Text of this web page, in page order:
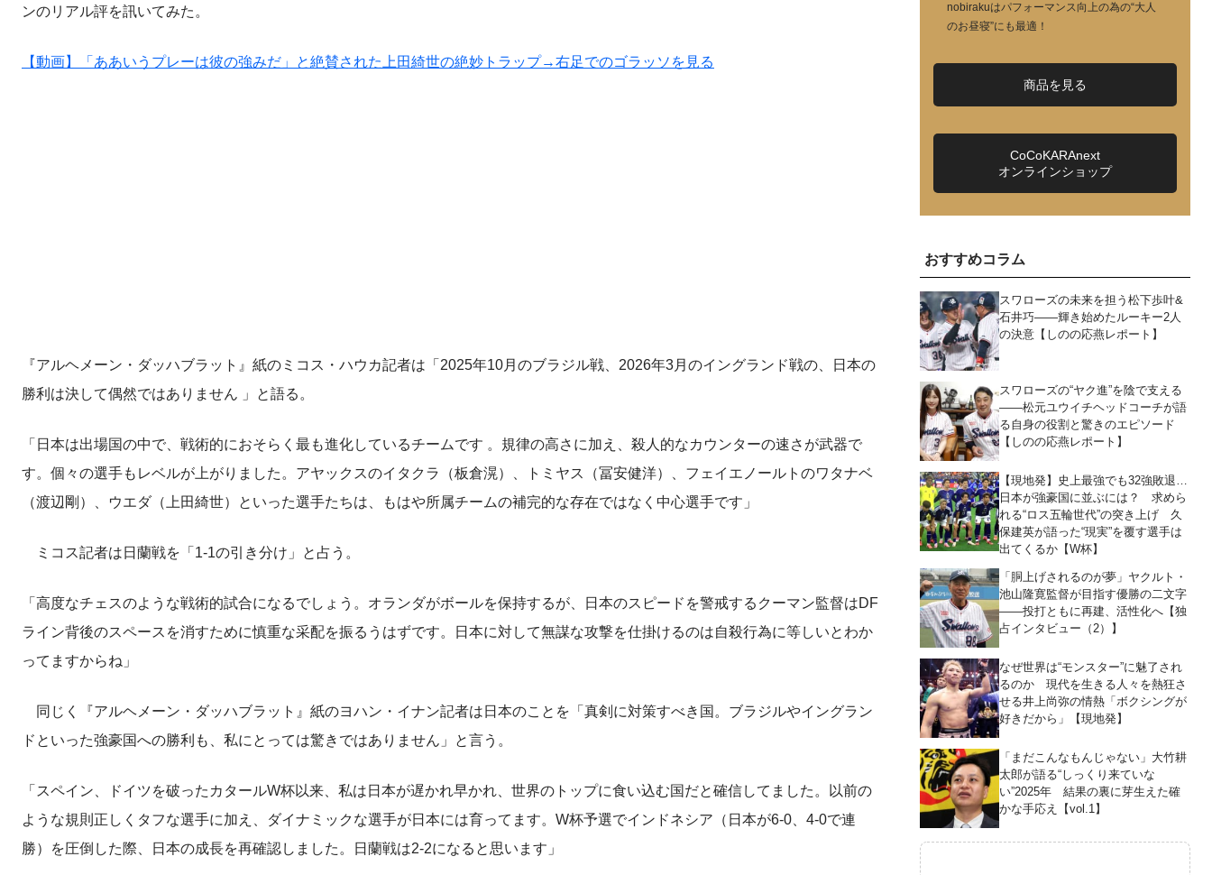
ンのリアル評を訊いてみた。
【動画】「ああいうプレーは彼の強みだ」と絶賛された上田綺世の絶妙トラップ→右足でのゴラッソを見る
『アルヘメーン・ダッハブラット』紙のミコス・ハウカ記者は「2025年10月のブラジル戦、2026年3月のイングランド戦の、日本の
勝利は決して偶然ではありません 」と語る。
「日本は出場国の中で、戦術的におそらく最も進化しているチームです 。規律の高さに加え、殺人的なカウンターの速さが武器で
す。個々の選手もレベルが上がりました。アヤックスのイタクラ（板倉滉）、トミヤス（冨安健洋）、フェイエノールトのワタナベ
（渡辺剛）、ウエダ（上田綺世）といった選手たちは、もはや所属チームの補完的な存在ではなく中心選手です」
ミコス記者は日蘭戦を「1-1の引き分け」と占う。
「高度なチェスのような戦術的試合になるでしょう。オランダがボールを保持するが、日本のスピードを警戒するクーマン監督はDF
ライン背後のスペースを消すために慎重な采配を振るうはずです。日本に対して無謀な攻撃を仕掛けるのは自殺行為に等しいとわか
ってますからね」
同じく『アルヘメーン・ダッハブラット』紙のヨハン・イナン記者は日本のことを「真剣に対策すべき国。ブラジルやイングラン
ドといった強豪国への勝利も、私にとっては驚きではありません」と言う。
「スペイン、ドイツを破ったカタールW杯以来、私は日本が遅かれ早かれ、世界のトップに食い込む国だと確信してました。以前の
ような規則正しくタフな選手に加え、ダイナミックな選手が日本には育ってます。W杯予選でインドネシア（日本が6-0、4-0で連
勝）を圧倒した際、日本の成長を再確認しました。日蘭戦は2-2になると思います」
nobirakuはパフォーマンス向上の為の“大人
のお昼寝”にも最適！
商品を見る
CoCoKARAnext
オンラインショップ
おすすめコラム
スワローズの未来を担う松下歩叶&
石井巧――輝き始めたルーキー2人
の決意【しのの応燕レポート】
スワローズの“ヤク進”を陰で支える
――松元ユウイチヘッドコーチが語
る自身の役割と驚きのエピソード
【しのの応燕レポート】
【現地発】史上最強でも32強敗退…
日本が強豪国に並ぶには？ 求めら
れる“ロス五輪世代”の突き上げ 久
保建英が語った“現実”を覆す選手は
出てくるか【W杯】
「胴上げされるのが夢」ヤクルト・
池山隆寛監督が目指す優勝の二文字
――投打ともに再建、活性化へ【独
占インタビュー（2）】
なぜ世界は“モンスター”に魅了され
るのか 現代を生きる人々を熱狂さ
せる井上尚弥の情熱「ボクシングが
好きだから」【現地発】
「まだこんなもんじゃない」大竹耕
太郎が語る“しっくり来ていな
い”2025年 結果の裏に芽生えた確
かな手応え【vol.1】